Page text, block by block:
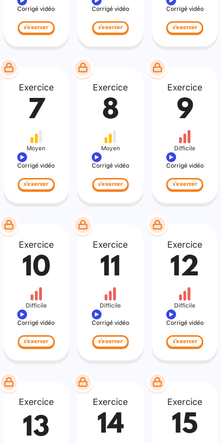
Corrigé vidéo
s'exercer
Corrigé vidéo
s'exercer
Corrigé vidéo
s'exercer
Exercice
7
Moyen
Corrigé vidéo
s'exercer
Exercice
8
Moyen
Corrigé vidéo
s'exercer
Exercice
9
Difficile
Corrigé vidéo
s'exercer
Exercice
10
Difficile
Corrigé vidéo
s'exercer
Exercice
11
Difficile
Corrigé vidéo
s'exercer
Exercice
12
Difficile
Corrigé vidéo
s'exercer
Exercice
13
Exercice
14
Exercice
15